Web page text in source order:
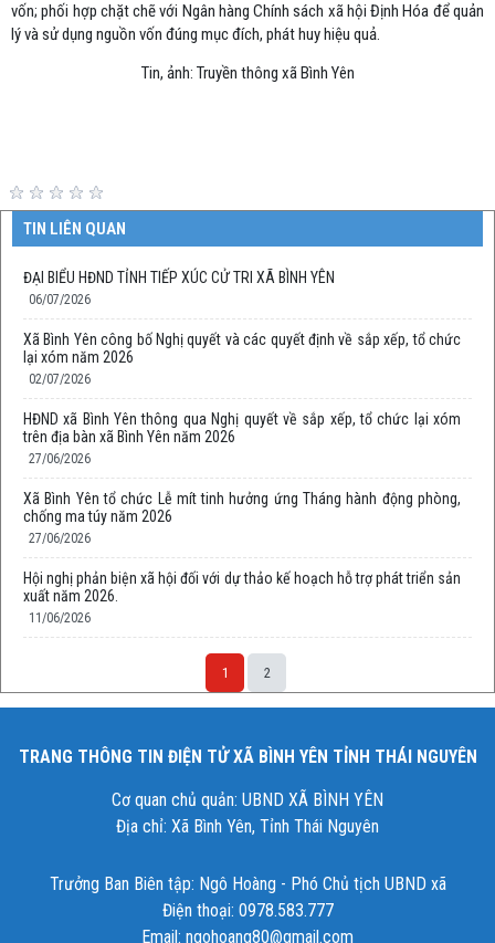
vốn; phối hợp chặt chẽ với Ngân hàng Chính sách xã hội Định Hóa để quản
lý và sử dụng nguồn vốn đúng mục đích, phát huy hiệu quả.
Tin, ảnh: Truyền thông xã Bình Yên
TIN LIÊN QUAN
ĐẠI BIỂU HĐND TỈNH TIẾP XÚC CỬ TRI XÃ BÌNH YÊN
06/07/2026
Xã Bình Yên công bố Nghị quyết và các quyết định về sắp xếp, tổ chức
lại xóm năm 2026
02/07/2026
HĐND xã Bình Yên thông qua Nghị quyết về sắp xếp, tổ chức lại xóm
trên địa bàn xã Bình Yên năm 2026
27/06/2026
Xã Bình Yên tổ chức Lễ mít tinh hưởng ứng Tháng hành động phòng,
chống ma túy năm 2026
27/06/2026
Hội nghị phản biện xã hội đối với dự thảo kế hoạch hỗ trợ phát triển sản
xuất năm 2026.
11/06/2026
1 2
TRANG THÔNG TIN ĐIỆN TỬ XÃ BÌNH YÊN TỈNH THÁI NGUYÊN
Cơ quan chủ quản: UBND XÃ BÌNH YÊN
Địa chỉ: Xã Bình Yên, Tỉnh Thái Nguyên
Trưởng Ban Biên tập: Ngô Hoàng - Phó Chủ tịch UBND xã
Điện thoại: 0978.583.777
Email: ngohoang80@gmail.com